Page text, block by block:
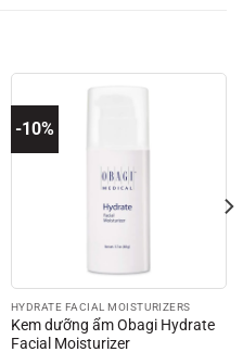
-10%
HYDRATE FACIAL MOISTURIZERS
Kem dưỡng ẩm Obagi Hydrate
Facial Moisturizer